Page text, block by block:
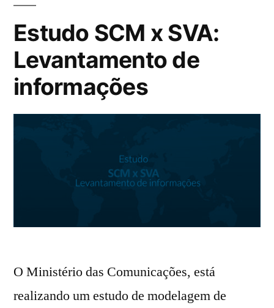
Estudo SCM x SVA:
Levantamento de
informações
O Ministério das Comunicações, está
realizando um estudo de modelagem de